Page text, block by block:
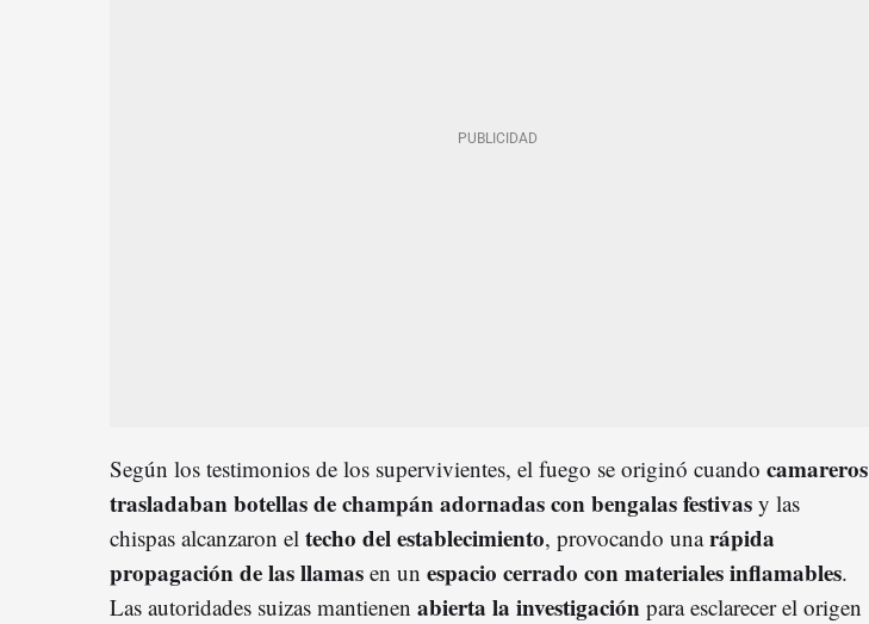
Según los testimonios de los supervivientes, el fuego se originó cuando camareros
trasladaban botellas de champán adornadas con bengalas festivas y las
chispas alcanzaron el techo del establecimiento, provocando unarápida
propagación de las llamas en un espacio cerrado con materiales inflamables.
Las autoridades suizas mantienen abierta la investigación para esclarecer el origen